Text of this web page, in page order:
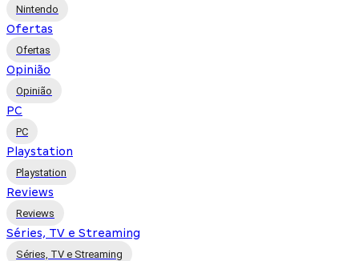
Nintendo
Ofertas
Ofertas
Opinião
Opinião
PC
PC
Playstation
Playstation
Reviews
Reviews
Séries, TV e Streaming
Séries, TV e Streaming